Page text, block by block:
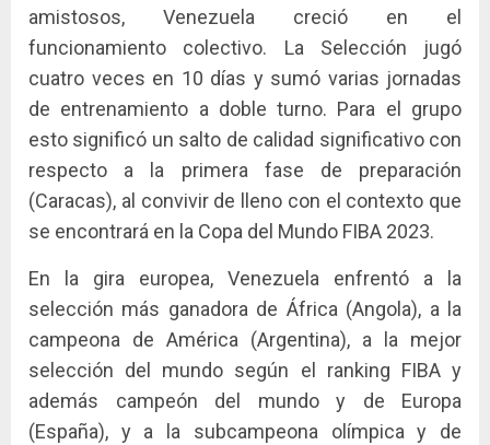
amistosos, Venezuela creció en el
funcionamiento colectivo. La Selección jugó
cuatro veces en 10 días y sumó varias jornadas
de entrenamiento a doble turno. Para el grupo
esto significó un salto de calidad significativo con
respecto a la primera fase de preparación
(Caracas), al convivir de lleno con el contexto que
se encontrará en la Copa del Mundo FIBA 2023.
En la gira europea, Venezuela enfrentó a la
selección más ganadora de África (Angola), a la
campeona de América (Argentina), a la mejor
selección del mundo según el ranking FIBA y
además campeón del mundo y de Europa
(España), y a la subcampeona olímpica y de